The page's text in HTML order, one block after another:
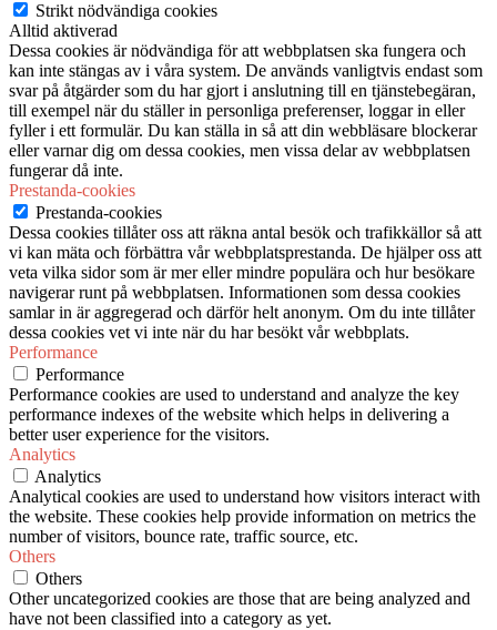
Strikt nödvändiga cookies
Alltid aktiverad
Dessa cookies är nödvändiga för att webbplatsen ska fungera och
kan inte stängas av i våra system. De används vanligtvis endast som
svar på åtgärder som du har gjort i anslutning till en tjänstebegäran,
till exempel när du ställer in personliga preferenser, loggar in eller
fyller i ett formulär. Du kan ställa in så att din webbläsare blockerar
eller varnar dig om dessa cookies, men vissa delar av webbplatsen
fungerar då inte.
Prestanda-cookies
Prestanda-cookies
Dessa cookies tillåter oss att räkna antal besök och trafikkällor så att
vi kan mäta och förbättra vår webbplatsprestanda. De hjälper oss att
veta vilka sidor som är mer eller mindre populära och hur besökare
navigerar runt på webbplatsen. Informationen som dessa cookies
samlar in är aggregerad och därför helt anonym. Om du inte tillåter
dessa cookies vet vi inte när du har besökt vår webbplats.
Performance
Performance
Performance cookies are used to understand and analyze the key
performance indexes of the website which helps in delivering a
better user experience for the visitors.
Analytics
Analytics
Analytical cookies are used to understand how visitors interact with
the website. These cookies help provide information on metrics the
number of visitors, bounce rate, traffic source, etc.
Others
Others
Other uncategorized cookies are those that are being analyzed and
have not been classified into a category as yet.